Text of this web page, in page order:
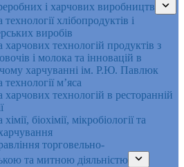
і харчових виробництв
хлібопродуктів і
виробів
харчових технологій продуктів з
і молока та інновацій в
харчуванні ім. Р.Ю. Павлюк
м’яса
харчових технологій в ресторанній
біохімії, мікробіології та
торговельно-
та митною діяльністю